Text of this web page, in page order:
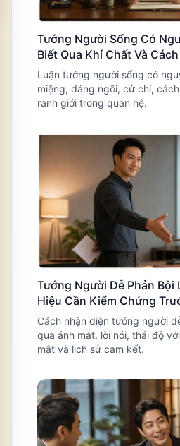
Tướng Người Sống Có
Biết Qua Khí Chất Và
Luận tướng người sống có
miệng, dáng ngồi, cử chỉ,
ranh giới trong quan hệ.
Tướng Người Dễ Phản Bội
Hiệu Cần Kiểm Chứng
Cách nhận diện tướng người
qua ánh mắt, lời nói, thái độ
mật và lịch sử cam kết.